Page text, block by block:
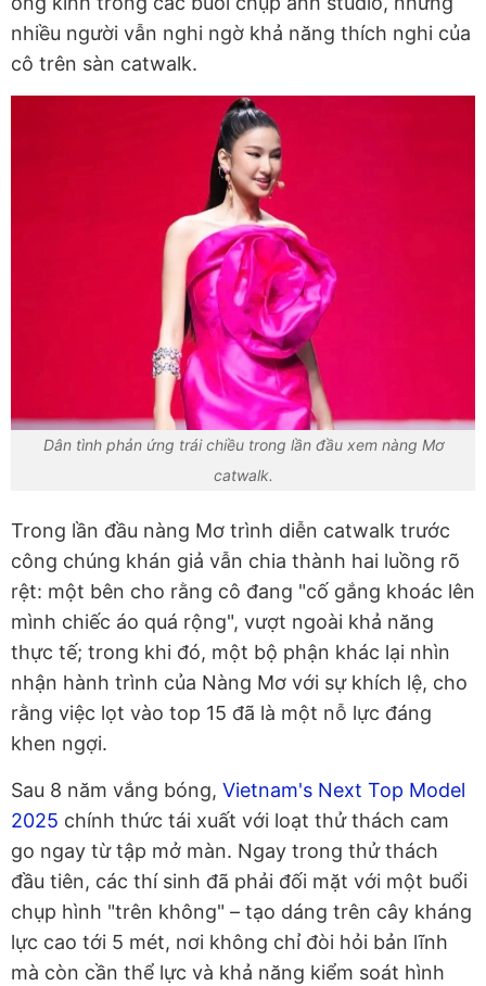
nhiều người vẫn nghi ngờ khả năng thích nghi của
cô trên sàn catwalk.
Dân tình phản ứng trái chiều trong lần đầu xem nàng Mơ
catwalk.
Trong lần đầu nàng Mơ trình diễn catwalk trước
công chúng khán giả vẫn chia thành hai luồng rõ
rệt: một bên cho rằng cô đang "cố gắng khoác lên
mình chiếc áo quá rộng", vượt ngoài khả năng
thực tế; trong khi đó, một bộ phận khác lại nhìn
nhận hành trình của Nàng Mơ với sự khích lệ, cho
rằng việc lọt vào top 15 đã là một nỗ lực đáng
khen ngợi.
Sau 8 năm vắng bóng, Vietnam's Next Top Model
2025 chính thức tái xuất với loạt thử thách cam
go ngay từ tập mở màn. Ngay trong thử thách
đầu tiên, các thí sinh đã phải đối mặt với một buổi
chụp hình "trên không" – tạo dáng trên cây kháng
lực cao tới 5 mét, nơi không chỉ đòi hỏi bản lĩnh
mà còn cần thể lực và khả năng kiểm soát hình